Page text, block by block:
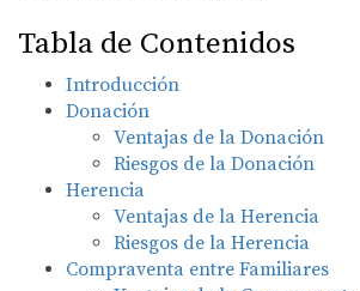
Tabla de Contenidos
Introducción
Donación
Ventajas de la Donación
Riesgos de la Donación
Herencia
Ventajas de la Herencia
Riesgos de la Herencia
Compraventa entre Familiares